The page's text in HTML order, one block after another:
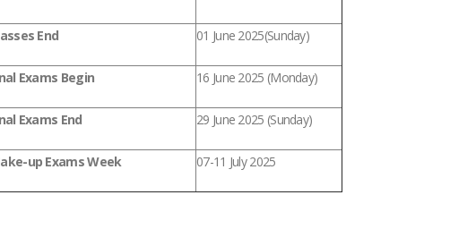
End 01 June 2025(Sunday)
Exams Begin 16 June 2025 (Monday)
Exams End 29 June 2025 (Sunday)
up Exams Week 07-11 July 2025